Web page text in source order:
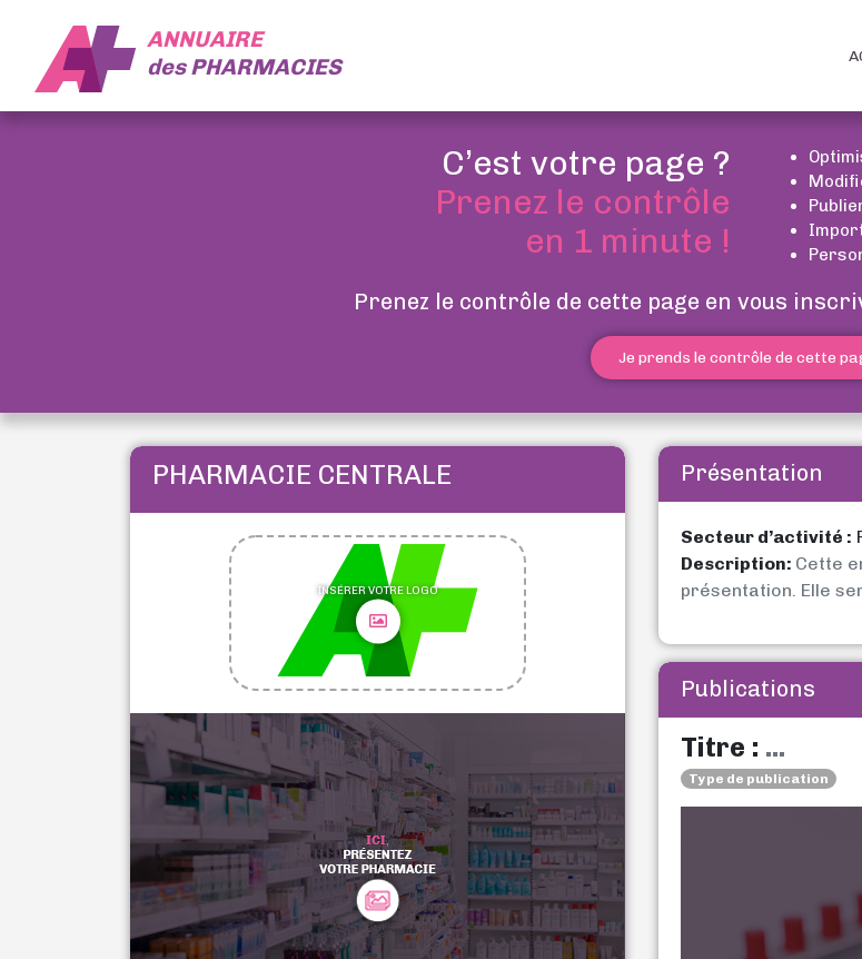
ANNUAIRE
desPHARMACIES
C’est votre page ?
Prenez le contrôle
en 1 minute !
Prenez le contrôle de cette page en vous
Je prends le contrôle de cette
PHARMACIE CENTRALE
INSÉRER VOTRE LOGO
Présentation
Secteur d’activité :
Description: Cette
présentation. Elle
Publications
Titre : ...
Type de publication